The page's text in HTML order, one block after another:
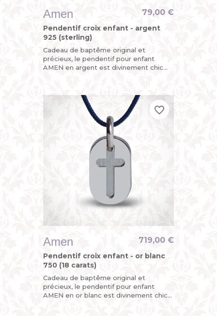
Amen
Pendentif croix enfant - argent
925 (sterling)
Cadeau de baptême original et
précieux, le pendentif pour enfant
AMEN en argent est divinement chic
79,00 €
Amen
Pendentif croix enfant - or blanc
750 (18 carats)
Cadeau de baptême original et
précieux, le pendentif pour enfant
AMEN en or blanc est divinement chic
719,00 €
favorite_border
favorite_border
favorite_border